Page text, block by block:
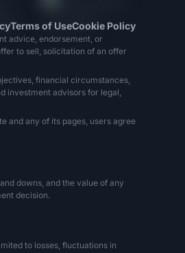
Terms of UseCookie Policy
advice, endorsement, or
to sell, solicitation of an offer
financial circumstances,
investment advisors for legal,
and any of its pages, users agree
downs, and the value of any
decision.
to losses, fluctuations in